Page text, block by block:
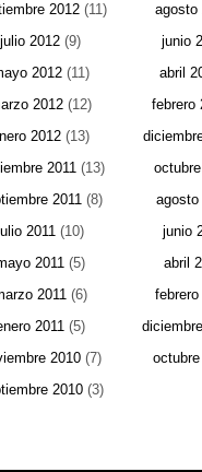
2012(11) agosto
julio 2012 (9) junio
2012(11) abril
2012 (12) febrero
2012 (13)
2011(13)
2011 (8) agosto
2011 (10) junio
2011 (5) abril
2011 (6) febrero
2011 (5)
2010(7)
2010(3)